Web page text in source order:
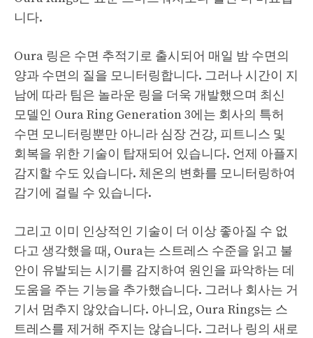
니다.
Oura 링은 수면 추적기로 출시되어 매일 밤 수면의
양과 수면의 질을 모니터링합니다. 그러나 시간이 지
남에 따라 팀은 놀라운 링을 더욱 개발했으며 최신
모델인 Oura Ring Generation 3에는 회사의 특허
수면 모니터링뿐만 아니라 심장 건강, 피트니스 및
회복을 위한 기술이 탑재되어 있습니다. 언제 아플지
감지할 수도 있습니다. 체온의 변화를 모니터링하여
감기에 걸릴 수 있습니다.
그리고 이미 인상적인 기술이 더 이상 좋아질 수 없
다고 생각했을 때, Oura는 스트레스 수준을 읽고 불
안이 유발되는 시기를 감지하여 원인을 파악하는 데
도움을 주는 기능을 추가했습니다. 그러나 회사는 거
기서 멈추지 않았습니다. 아니요, Oura Rings는 스
트레스를 제거해 주지는 않습니다. 그러나 링의 새로